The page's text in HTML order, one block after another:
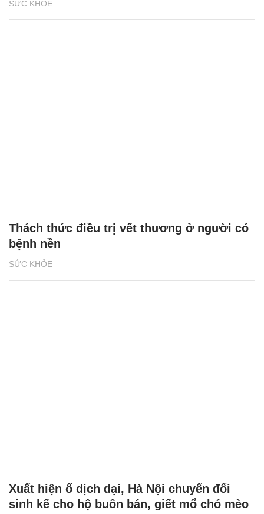
SỨC KHỎE
SỨC KHỎE
Thách thức điều trị vết thương ở người có
bệnh nền
Xuất hiện ổ dịch dại, Hà Nội chuyển đổi
sinh kế cho hộ buôn bán, giết mổ chó mèo